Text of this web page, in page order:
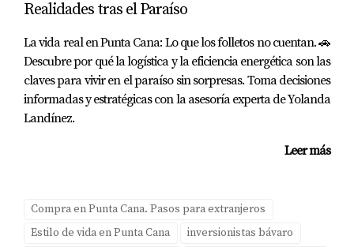
específico y puede influir en tu experiencia como
propietario o inquilino. Al tomarte el tiempo necesario
para revisar cada contrato y comprender sus
implicaciones, podrás evitar problemas futuros y sentirte
seguro en tu decisión. No olvides consultar con
profesionales como Yolanda Landinez, quien puede
ofrecerte asesoría personalizada durante todo este
primer paso hacia tu nueva propiedad! Si tienes alguna
pregunta o necesitas ayuda adicional, contáctame hoy
Realidades tras el Paraíso
La vida real en Punta Cana: Lo que los folletos no cuentan. 🚗
Descubre por qué la logística y la eficiencia energética son las
claves para vivir en el paraíso sin sorpresas. Toma decisiones
informadas y estratégicas con la asesoría experta de Yolanda
Landínez.
Leer más
Compra en Punta Cana. Pasos para extranjeros
Estilo de vida en Punta Cana
inversionistas bávaro